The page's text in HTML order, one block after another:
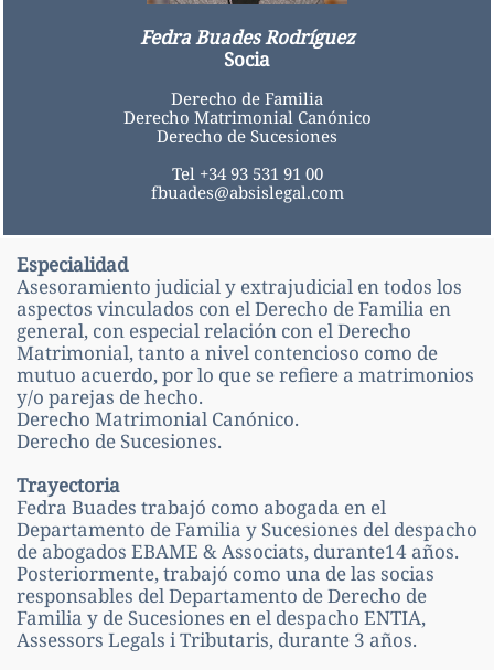
Fedra Buades Rodríguez
Socia
Derecho de Familia
Derecho Matrimonial Canónico
Derecho de Sucesiones
Tel +34 93 531 91 00
fbuades@absislegal.com
Especialidad
Asesoramiento judicial y extrajudicial en todos los
aspectos vinculados con el Derecho de Familia en
general, con especial relación con el Derecho
Matrimonial, tanto a nivel contencioso como de
mutuo acuerdo, por lo que se refiere a matrimonios
y/o parejas de hecho.
Derecho Matrimonial Canónico.
Derecho de Sucesiones.
Trayectoria
Fedra Buades trabajó como abogada en el
Departamento de Familia y Sucesiones del despacho
de abogados EBAME & Associats, durante14 años.
Posteriormente, trabajó como una de las socias
responsables del Departamento de Derecho de
Familia y de Sucesiones en el despacho ENTIA,
Assessors Legals i Tributaris, durante 3 años.